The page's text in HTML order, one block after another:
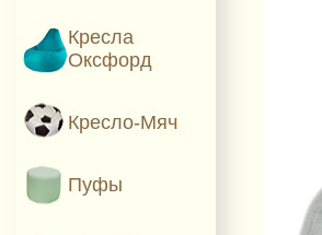
Кресла
Оксфорд
Кресло-Мяч
Пуфы